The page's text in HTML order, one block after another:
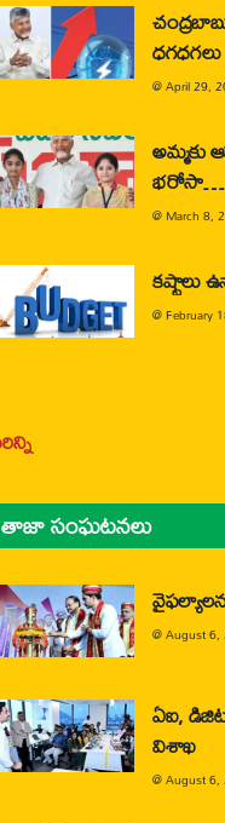
ధగధగలు
@April 29,
అమ్మకు
భరోసా…
@ March 8,
కష్టాలు
@February
తాజా సంఘటనలు
@August 6,
ఏఐ,
విశాఖ
@August 6,